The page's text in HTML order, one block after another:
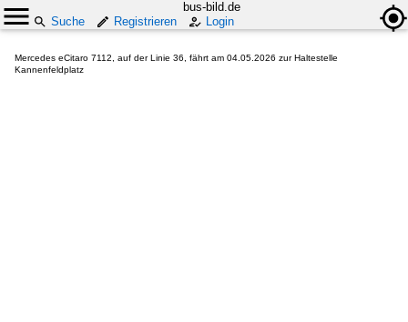
bus-bild.de
Suche
Registrieren Login
Mercedes eCitaro 7112, auf der Linie 36, fährt am 04.05.2026 zur Haltestelle
Kannenfeldplatz